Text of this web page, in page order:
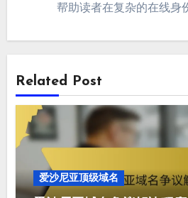
帮助读者在复杂的在线身
Related Post
爱沙尼亚顶级域名